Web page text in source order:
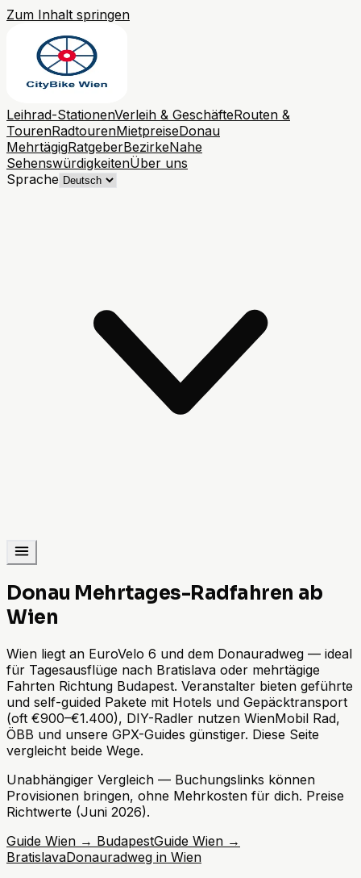
Zum Inhalt springen
Leihrad-StationenVerleih & GeschäfteRouten &
TourenRadtourenMietpreiseDonau
MehrtägigRatgeberBezirkeNahe
SehenswürdigkeitenÜber uns
Sprache
Donau Mehrtages-Radfahren ab
Wien
Wien liegt an EuroVelo 6 und dem Donauradweg — ideal
für Tagesausflüge nach Bratislava oder mehrtägige
Fahrten Richtung Budapest. Veranstalter bieten geführte
und self-guided Pakete mit Hotels und Gepäcktransport
(oft €900–€1.400), DIY-Radler nutzen WienMobil Rad,
ÖBB und unsere GPX-Guides günstiger. Diese Seite
vergleicht beide Wege.
Unabhängiger Vergleich — Buchungslinks können
Provisionen bringen, ohne Mehrkosten für dich. Preise
Richtwerte (Juni 2026).
Guide Wien → BudapestGuide Wien →
BratislavaDonauradweg in Wien